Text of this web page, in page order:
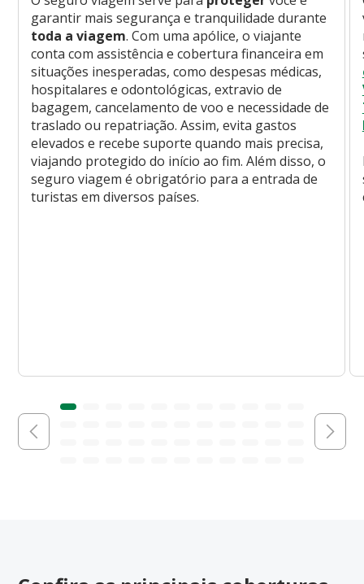
garantir mais segurança e tranquilidade durante
toda a viagem. Com uma apólice, o viajante
conta com assistência e cobertura financeira em
situações inesperadas, como despesas médicas,
hospitalares e odontológicas, extravio de
bagagem, cancelamento de voo e necessidade de
traslado ou repatriação. Assim, evita gastos
elevados e recebe suporte quando mais precisa,
viajando protegido do início ao fim. Além disso, o
seguro viagem é obrigatório para a entrada de
turistas em diversos países.